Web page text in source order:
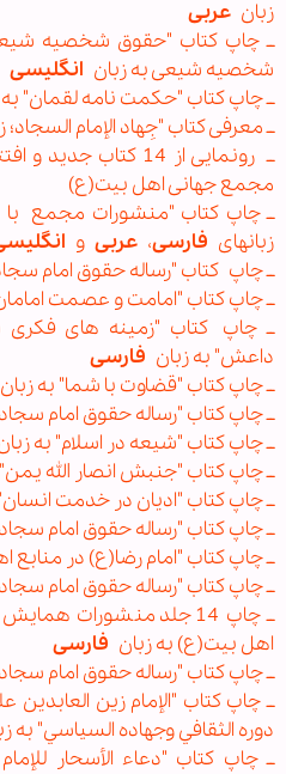
زبان عربی
ــ چاپ کتاب "حقوق شخصیه
شخصیه شیعی به زبان انگلیسی
ــ چاپ کتاب "حکمت نامه لقمان" به
ــ معرفی کتاب "جِهاد الإمام
ــ رونمایی از 14
مجمع جهانی اهل بیت(ع)
ــ چاپ کتاب "منشورات مجمع
زبانهای فارسی، عربی و
ــ چاپ کتاب "رساله حقوق امام
ــ چاپ کتاب "امامت و عصمت
ــ چاپ کتاب "زمینه های
داعش" به زبان فارسی
ــ چاپ کتاب "قضاوت با شما" به زبان
ــ چاپ کتاب "رساله حقوق امام
ــ چاپ کتاب "شيعه در اسلام" به
ــ چاپ کتاب "جنبش انصار الله
ــ چاپ کتاب "ادیان در خدمت
ــ چاپ کتاب "رساله حقوق امام
ــ چاپ کتاب "امام رضا(ع) در
ــ چاپ کتاب "رساله حقوق امام
ــ چاپ 14 جلد
اهل بیت(ع) به زبان فارسی
ــ چاپ کتاب "رساله حقوق امام
ــ چاپ کتاب "الإمام زين
دوره الثقافي وجهاده السياسي" به
ــ چاپ کتاب "دعاء الأسحار